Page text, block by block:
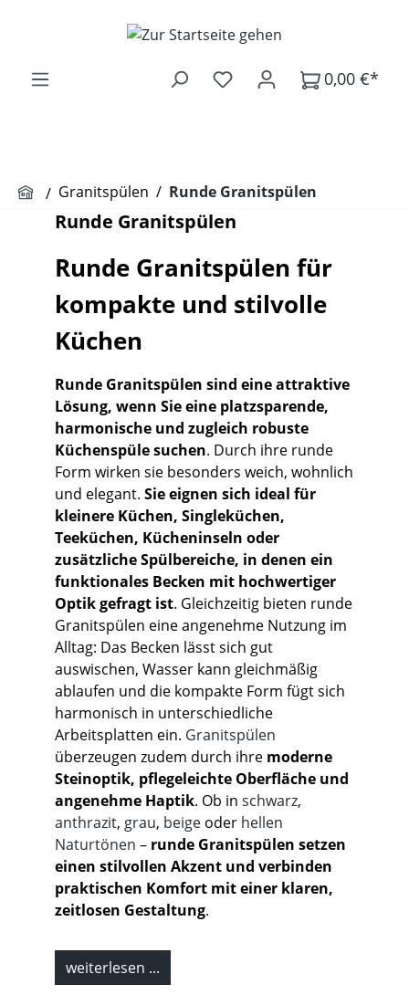
Zum Hauptinhalt springen
0,00 €*
Granitspülen / Runde Granitspülen
Runde Granitspülen
Runde Granitspülen für
kompakte und stilvolle
Küchen
Runde Granitspülen sind eine attraktive
Lösung, wenn Sie eine platzsparende,
harmonische und zugleich robuste
Küchenspüle suchen. Durch ihre runde
Form wirken sie besonders weich, wohnlich
und elegant. Sie eignen sich ideal für
kleinere Küchen, Singleküchen,
Teeküchen, Kücheninseln oder
zusätzliche Spülbereiche, in denen ein
funktionales Becken mit hochwertiger
Optik gefragt ist. Gleichzeitig bieten runde
Granitspülen eine angenehme Nutzung im
Alltag: Das Becken lässt sich gut
auswischen, Wasser kann gleichmäßig
ablaufen und die kompakte Form fügt sich
harmonisch in unterschiedliche
Arbeitsplatten ein. Granitspülen
überzeugen zudem durch ihre moderne
Steinoptik, pflegeleichte Oberfläche und
angenehme Haptik. Ob in schwarz,
anthrazit, grau, beige oder hellen
Naturtönen – runde Granitspülen setzen
einen stilvollen Akzent und verbinden
praktischen Komfort mit einer klaren,
zeitlosen Gestaltung.
weiterlesen ...